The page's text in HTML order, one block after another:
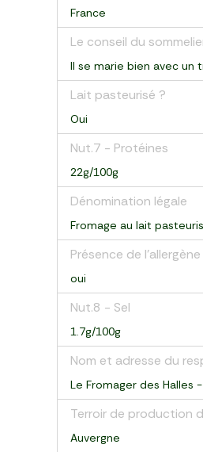
France
Le conseil du
Il se marie bien avec un
Lait pasteurisé ?
Oui
Nut.7 - Protéines
22g/100g
Dénomination légale
Fromage au lait
Présence de
oui
Nut.8 - Sel
1.7g/100g
Nom et adresse du
Le Fromager des Halles
Terroir de production
Auvergne